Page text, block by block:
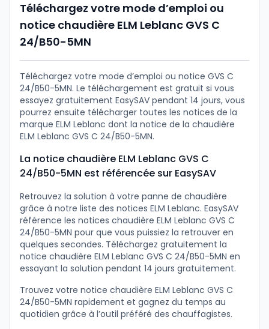
Téléchargez votre mode d’emploi ou
notice chaudière ELM Leblanc GVS C
24/B50-5MN
Téléchargez votre mode d’emploi ou notice GVS C
24/B50-5MN. Le téléchargement est gratuit si vous
essayez gratuitement EasySAV pendant 14 jours, vous
pourrez ensuite télécharger toutes les notices de la
marque ELM Leblanc dont la notice de la chaudière
ELM Leblanc GVS C 24/B50-5MN.
La notice chaudière ELM Leblanc GVS C
24/B50-5MN est référencée sur EasySAV
Retrouvez la solution à votre panne de chaudière
grâce à notre liste des notices ELM Leblanc. EasySAV
référence les notices chaudière ELM Leblanc GVS C
24/B50-5MN pour que vous puissiez la retrouver en
quelques secondes. Téléchargez gratuitement la
notice chaudière ELM Leblanc GVS C 24/B50-5MN en
essayant la solution pendant 14 jours gratuitement.
Trouvez votre notice chaudière ELM Leblanc GVS C
24/B50-5MN rapidement et gagnez du temps au
quotidien grâce à l’outil préféré des chauffagistes.